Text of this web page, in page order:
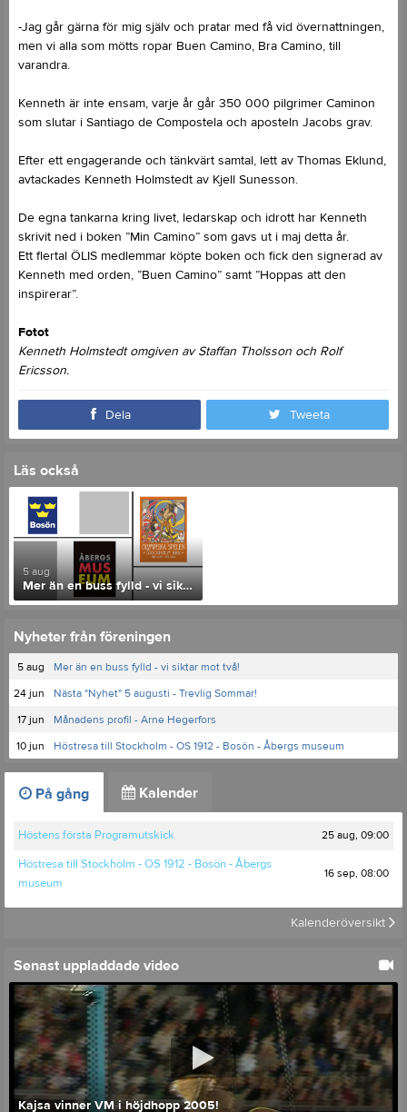
-Jag går gärna för mig själv och pratar med få vid övernattningen,
men vi alla som mötts ropar Buen Camino, Bra Camino, till
varandra.
Kenneth är inte ensam, varje år går 350 000 pilgrimer Caminon
som slutar i Santiago de Compostela och aposteln Jacobs grav.
Efter ett engagerande och tänkvärt samtal, lett av Thomas Eklund,
avtackades Kenneth Holmstedt av Kjell Sunesson.
De egna tankarna kring livet, ledarskap och idrott har Kenneth
skrivit ned i boken ”Min Camino” som gavs ut i maj detta år.
Ett flertal ÖLIS medlemmar köpte boken och fick den signerad av
Kenneth med orden, ”Buen Camino” samt ”Hoppas att den
inspirerar”.
Fotot
Kenneth Holmstedt omgiven av Staffan Tholsson och Rolf
Ericsson.
Dela Tweeta
Läs också
5 aug
Mer än en buss fylld - vi siktar mot två!
Nyheter från föreningen
5 aug
Mer än en buss fylld - vi siktar mot två!
24 jun
Nästa "Nyhet" 5 augusti - Trevlig Sommar!
17 jun
Månadens profil - Arne Hegerfors
10 jun
Höstresa till Stockholm - OS 1912 - Bosön - Åbergs museum
På gång Kalender
Höstens första Programutskick
25 aug, 09:00
Höstresa till Stockholm - OS 1912 - Bosön - Åbergs
museum
16 sep, 08:00
Kalenderöversikt
Senast uppladdade video
Kajsa vinner VM i höjdhopp 2005!